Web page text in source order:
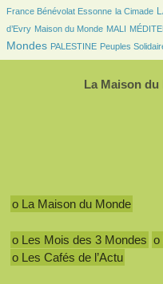
France Bénévolat Essonne
36/3554 la Cimade
1121/3554
76/3554
d’Evry
139/3554Maison du Monde
51/3554 MALI
10/3554
192/3554
1475/3554
Mondes
154/3554PALESTINE
183/3554 Peuples
124/3554
384/3554
La Maison du
o La Maison du Monde
o Les Mois des 3 Mondes o
o Les Cafés de l’Actu